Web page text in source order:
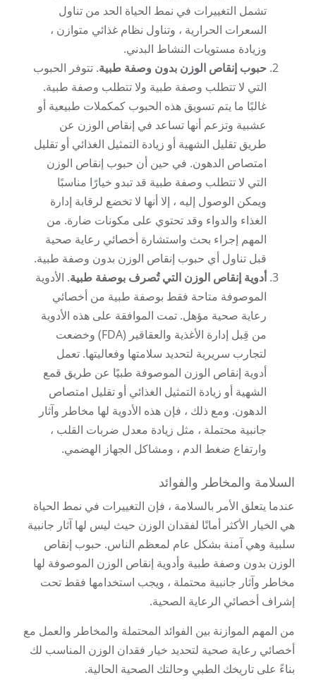
تشمل التغييرات في نمط الحياة الحد من تناول
السعرات الحرارية ، وتناول نظام غذائي متوازن ،
وزيادة مستويات النشاط البدني.
حبوب إنقاص الوزن بدون وصفة طبية. تتوفر الحبوب
التي لا تتطلب وصفة طبية ولا تتطلب وصفة طبية.
غالبًا ما يتم تسويق هذه الحبوب كمكملات طبيعية أو
عشبية وتزعم أنها تساعد في إنقاص الوزن عن
طريق تقليل الشهية أو زيادة التمثيل الغذائي أو تقليل
امتصاص الدهون. في حين أن حبوب إنقاص الوزن
التي لا تتطلب وصفة طبية قد تبدو خيارًا مناسبًا
ويمكن الوصول إليه ، إلا أنها لا تخضع لرقابة إدارة
الغذاء والدواء وقد تحتوي على مكونات ضارة. من
المهم إجراء بحث واستشارة أخصائي رعاية صحية
قبل تناول أي حبوب إنقاص الوزن بدون وصفة طبية.
أدوية إنقاص الوزن التي تُصرف بوصفة طبية. الأدوية
الموصوفة متاحة فقط بوصفة طبية من أخصائي
رعاية صحية مؤهل. تمت الموافقة على هذه الأدوية
من قِبل إدارة الأغذية والعقاقير (FDA) وخضعت
لتجارب سريرية لتحديد سلامتها وفعاليتها. تعمل
أدوية إنقاص الوزن الموصوفة طبيًا عن طريق قمع
الشهية أو زيادة التمثيل الغذائي أو تقليل امتصاص
الدهون. ومع ذلك ، فإن هذه الأدوية لها مخاطر وآثار
جانبية محتملة ، مثل زيادة معدل ضربات القلب ،
وارتفاع ضغط الدم ، ومشاكل الجهاز الهضمي.
السلامة والمخاطر والفوائد
عندما يتعلق الأمر بالسلامة ، فإن التغييرات في نمط الحياة
هي الخيار الأكثر أمانًا لفقدان الوزن حيث ليس لها آثار جانبية
سلبية وهي آمنة بشكل عام لمعظم الناس. حبوب إنقاص
الوزن بدون وصفة طبية وأدوية إنقاص الوزن الموصوفة لها
مخاطر وآثار جانبية محتملة ، ويجب استخدامها فقط تحت
إشراف أخصائي الرعاية الصحية.
من المهم الموازنة بين الفوائد المحتملة والمخاطر والعمل مع
أخصائي رعاية صحية لتحديد خيار فقدان الوزن المناسب لك
بناءً على تاريخك الطبي وحالتك الصحية الحالية.